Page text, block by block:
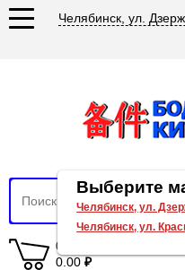
Челябинск, ул.
0 товаров
0.00 ₽
Выберите
Челябинск, ул.
Челябинск, ул.